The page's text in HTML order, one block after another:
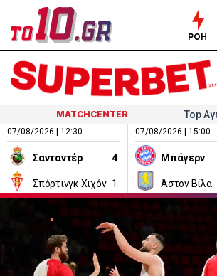
ΡΟΗ
MATCHCENTER
07/08/2026 | 12:30
Σανταντέρ 4
Σπόρτινγκ Χιχόν 1
07/08/2026 | 15:00
Μπάγερν
Άστον Βίλα